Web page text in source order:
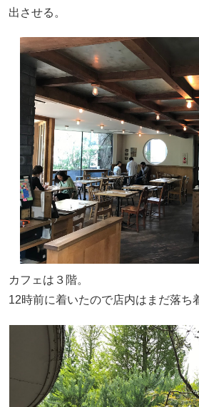
出させる。
カフェは３階。
12時前に着いたので店内はまだ落ち